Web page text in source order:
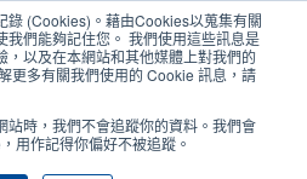
錄 (Cookies)。藉由Cookies以蒐集有關
我們能夠記住您。 我們使用這些訊息是
以及在本網站和其他媒體上對我們的
更多有關我們使用的 Cookie 訊息，請
站時，我們不會追蹤你的資料。我們會
用作記得你偏好不被追蹤。
User
menu
User
Header